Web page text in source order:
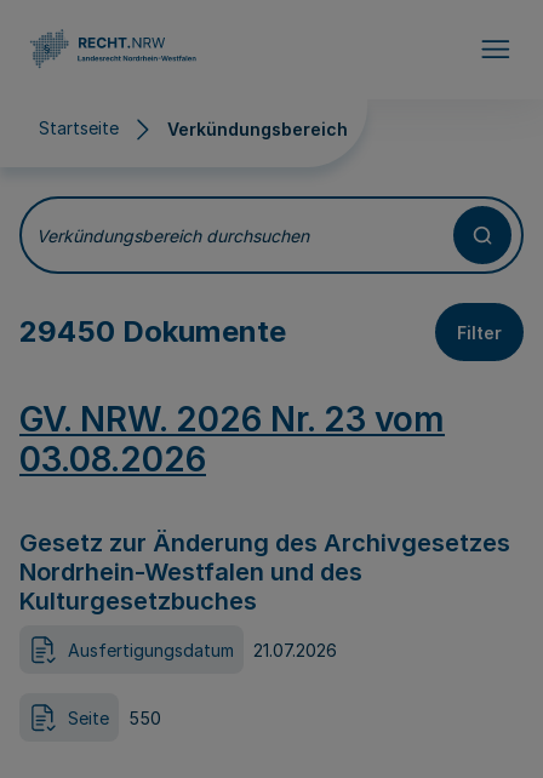
Startseite Verkündungsbereich
Verkündungsbereich
Verkündungsbereich durchsuchen
29450 Dokumente Filter
GV. NRW. 2026 Nr. 23 vom
03.08.2026
Gesetz zur Änderung des Archivgesetzes
Nordrhein-Westfalen und des
Kulturgesetzbuches
Ausfertigungsdatum 21.07.2026
Seite 550